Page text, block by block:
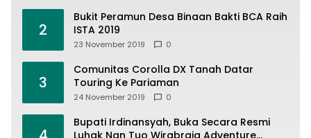
2
Bukit Peramun Desa Binaan Bakti BCA Raih
ISTA 2019
23 November 2019 0
3
Comunitas Corolla DX Tanah Datar
Touring Ke Pariaman
24 November 2019 0
Bupati Irdinansyah, Buka Secara Resmi
Luhak Nan Tuo Wirabraja Adventure